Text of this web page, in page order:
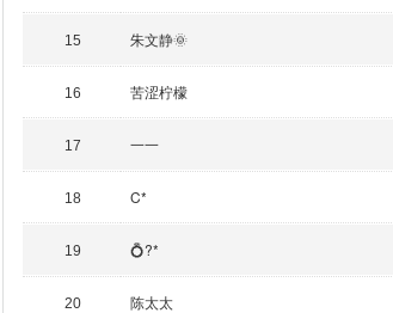
15 朱文静🌞
16 苦涩柠檬
17 一一
18 C*
19 💍?*
20 陈太太